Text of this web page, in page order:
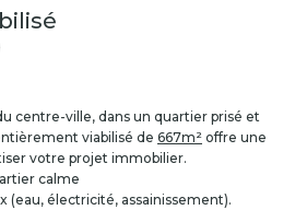
centre-ville, dans un quartier prisé et
viabilisé de 667m² offre une
votre projet immobilier.
calme
(eau, électricité, assainissement).